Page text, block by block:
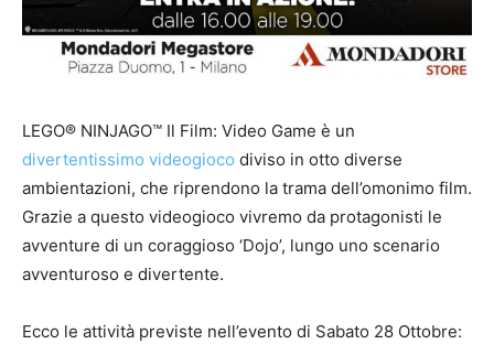
LEGO® NINJAGO™ Il Film: Video Game è un
divertentissimo videogioco diviso in otto diverse
ambientazioni, che riprendono la trama dell’omonimo film.
Grazie a questo videogioco vivremo da protagonisti le
avventure di un coraggioso ‘Dojo’, lungo uno scenario
avventuroso e divertente.
Ecco le attività previste nell’evento di Sabato 28 Ottobre: